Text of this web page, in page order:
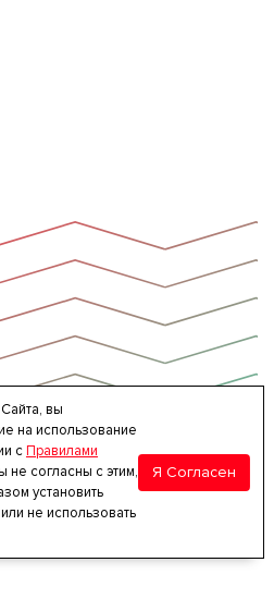
вы
на использование
сПравилами
не согласны с этим,
установить
не использовать
Я Согласен